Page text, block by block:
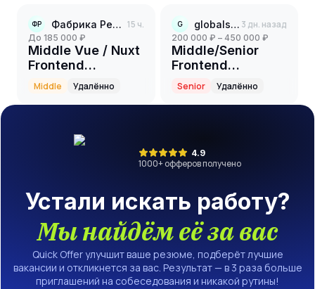
ФР Фабрика Решений 15 ч.
до 185 000 ₽
Middle Vue / Nuxt
Frontend
Developer
Middle Удалённо
G globalstaff 3 дн. назад
200 000 ₽ – 450 000 ₽
Middle/Senior
Frontend
Developer
Senior Удалённо
4.9
1000+ офферов получено
Устали искать работу?
Мы найдём её за вас
Quick Offer улучшит ваше резюме, подберёт лучшие
вакансии и откликнется за вас. Результат — в 3 раза больше
приглашений на собеседования и никакой рутины!